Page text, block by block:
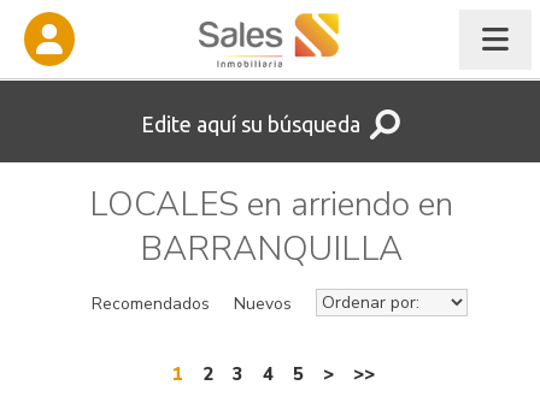
Edite aquí su búsqueda
LOCALES en arriendo en
BARRANQUILLA
Recomendados Nuevos
1 2 3 4 5 > >>